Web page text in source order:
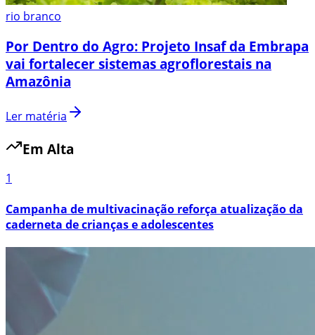
rio branco
Por Dentro do Agro: Projeto Insaf da Embrapa
vai fortalecer sistemas agroflorestais na
Amazônia
Ler matéria
Em Alta
1
Campanha de multivacinação reforça atualização da
caderneta de crianças e adolescentes